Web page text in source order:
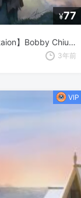
¥77
【中文字幕】【CG Staion】Bobby Chiu 数字绘画
3年前